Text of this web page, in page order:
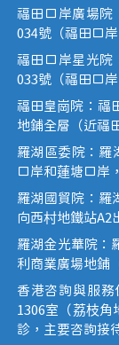
福田口岸廣場院
034號（福田口
福田口岸星光院
033號（福田口
福田皇崗院：福
地鋪全層（近福
羅湖區委院：羅
口岸和蓮塘口岸
羅湖國貿院：羅
向西村地鐵站A2
羅湖金光華院：
利商業廣場地鋪
香港咨詢與服
1306室（荔枝
診，主要咨詢接